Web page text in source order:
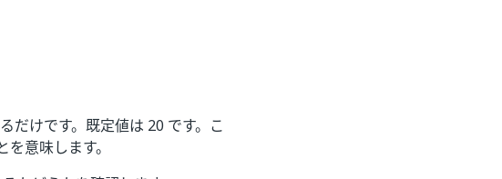
だけです。既定値は 20 です。こ
意味します。